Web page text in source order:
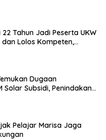
Tahun Jadi Peserta UKW
Lolos Kompeten,
Dugaan
Solar Subsidi, Penindakan
Pelajar Marisa Jaga